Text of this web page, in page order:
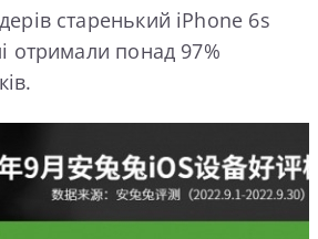
старенький iPhone 6s
отримали понад 97%